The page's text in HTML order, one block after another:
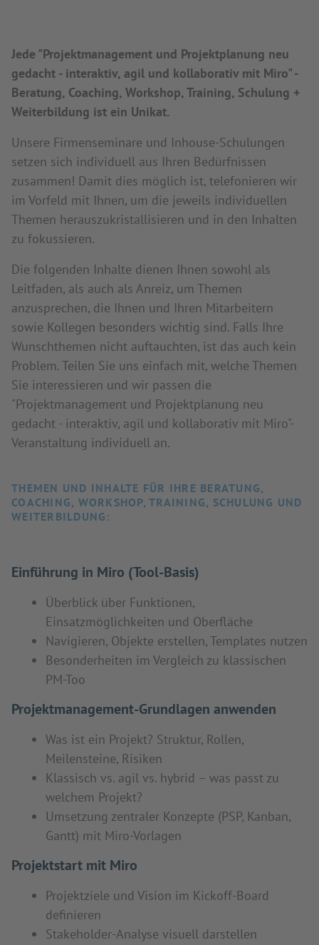
Jede "Projektmanagement und Projektplanung neu
gedacht - interaktiv, agil und kollaborativ mit Miro" -
Beratung, Coaching, Workshop, Training, Schulung +
Weiterbildung ist ein Unikat.
Unsere Firmenseminare und Inhouse-Schulungen
setzen sich individuell aus Ihren Bedürfnissen
zusammen! Damit dies möglich ist, telefonieren wir
im Vorfeld mit Ihnen, um die jeweils individuellen
Themen herauszukristallisieren und in den Inhalten
zu fokussieren.
Die folgenden Inhalte dienen Ihnen sowohl als
Leitfaden, als auch als Anreiz, um Themen
anzusprechen, die Ihnen und Ihren Mitarbeitern
sowie Kollegen besonders wichtig sind. Falls Ihre
Wunschthemen nicht auftauchten, ist das auch kein
Problem. Teilen Sie uns einfach mit, welche Themen
Sie interessieren und wir passen die
"Projektmanagement und Projektplanung neu
gedacht - interaktiv, agil und kollaborativ mit Miro"-
Veranstaltung individuell an.
THEMEN UND INHALTE FÜR IHRE BERATUNG,
COACHING, WORKSHOP, TRAINING, SCHULUNG UND
WEITERBILDUNG:
Einführung in Miro (Tool-Basis)
Überblick über Funktionen,
Einsatzmöglichkeiten und Oberfläche
Navigieren, Objekte erstellen, Templates nutzen
Besonderheiten im Vergleich zu klassischen
PM-Too
Projektmanagement-Grundlagen anwenden
Was ist ein Projekt? Struktur, Rollen,
Meilensteine, Risiken
Klassisch vs. agil vs. hybrid – was passt zu
welchem Projekt?
Umsetzung zentraler Konzepte (PSP, Kanban,
Gantt) mit Miro-Vorlagen
Projektstart mit Miro
Projektziele und Vision im Kickoff-Board
definieren
Stakeholder-Analyse visuell darstellen